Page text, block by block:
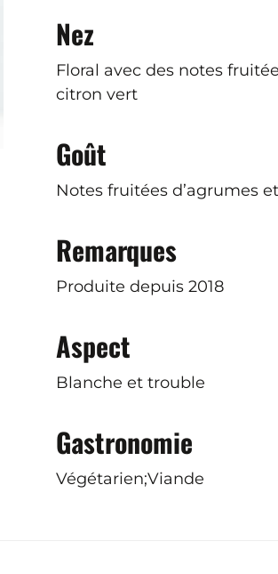
Nez
Floral avec des notes
citron vert
Goût
Notes fruitées d’agrumes
Remarques
Produite depuis 2018
Aspect
Blanche et trouble
Gastronomie
Végétarien;Viande